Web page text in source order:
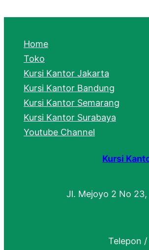
r
h
Home
Toko
Kursi Kantor Jakarta
Kursi Kantor Bandung
Kursi Kantor Semarang
Kursi Kantor Surabaya
Youtube Channel
Kursi
Jl. Mejoyo 2 No
Telepon